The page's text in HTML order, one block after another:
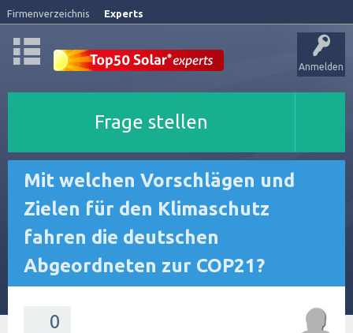
Firmenverzeichnis Experts
Anmelden
Frage stellen
Mit welchen Vorschlägen und
Zielen für den Klimaschutz
fahren die deutschen
Abgeordneten zur COP21?
0